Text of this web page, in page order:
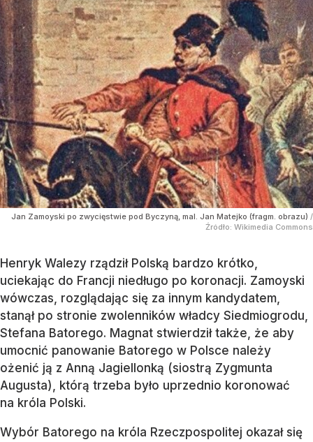
Jan Zamoyski po zwycięstwie pod Byczyną, mal. Jan Matejko (fragm. obrazu) /
Źródło: Wikimedia Commons
Henryk Walezy rządził Polską bardzo krótko,
uciekając do Francji niedługo po koronacji. Zamoyski
wówczas, rozglądając się za innym kandydatem,
stanął po stronie zwolenników władcy Siedmiogrodu,
Stefana Batorego. Magnat stwierdził także, że aby
umocnić panowanie Batorego w Polsce należy
ożenić ją z Anną Jagiellonką (siostrą Zygmunta
Augusta), którą trzeba było uprzednio koronować
na króla Polski.
Wybór Batorego na króla Rzeczpospolitej okazał się